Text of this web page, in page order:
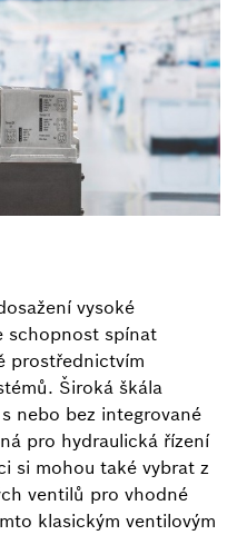
vysoké
schopnost spínat
prostřednictvím
Široká škála
nebo bez integrované
pro hydraulická řízení
si mohou také vybrat z
ventilů pro vhodné
klasickým ventilovým